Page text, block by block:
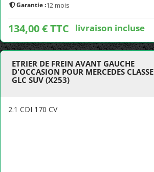
Garantie :12 mois
134,00 € TTC livraison incluse
ETRIER DE FREIN AVANT GAUCHE
D'OCCASION POUR MERCEDES CLASSE
GLC SUV (X253)
2.1 CDI 170 CV